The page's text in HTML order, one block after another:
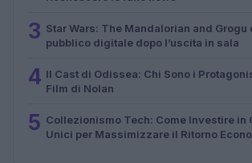
3 Star Wars: The Mandalorian and
pubblico digitale dopo l’uscita in sala
4 Il Cast di Odissea: Chi Sono i
Film di Nolan
5 Collezionismo Tech: Come Investire in
Unici per Massimizzare il Ritorno